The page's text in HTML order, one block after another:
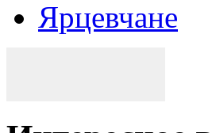
Ярцевчане